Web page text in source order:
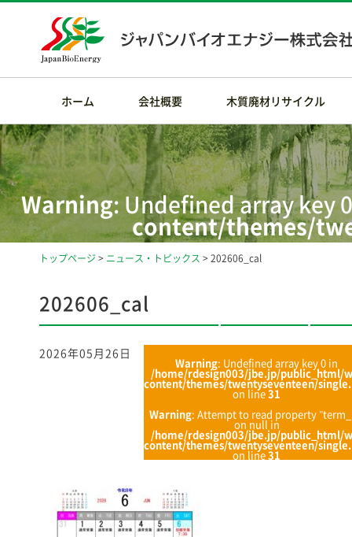
ホーム 会社概要 木質廃材リサイクル
Warning: Undefined array key
content/themes/
Warning: Attempt
content/themes/
トップページ > ニュース・トピックス > 202606_cal
202606_cal
2026年05月26日
Warning: Undefined array key 0 in
/home/rdesign003/jbe.jp/public_html/
content/themes/twentyseventeen/
on line31
Warning: Attempt to read property
on null in
/home/rdesign003/jbe.jp/public_html/
content/themes/twentyseventeen/
on line31